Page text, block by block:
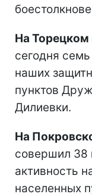
На Торецком
сегодня
наших
пунктов
Дилиевки.
На
совершил
активность
населенных